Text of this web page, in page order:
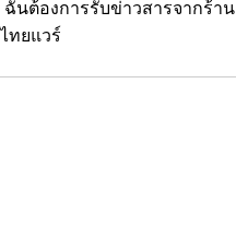
ฉันต้องการรับข่าวสารจากร้าน
ทยแวร์